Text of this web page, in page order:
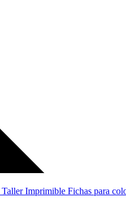
TallerImprimible Fichas para